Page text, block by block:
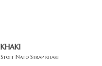
KHAKI
Stoff Nato Strap khaki